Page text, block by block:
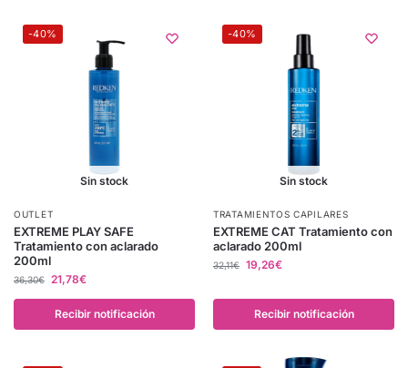
-40%
Sin stock
OUTLET
EXTREME PLAY SAFE
Tratamiento con aclarado
200ml
36,30€ 21,78€
Recibir notificación
-40%
Sin stock
TRATAMIENTOS CAPILARES
EXTREME CAT Tratamiento con
aclarado 200ml
32,11€ 19,26€
Recibir notificación